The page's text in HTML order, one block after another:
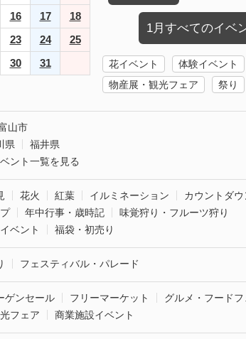
16 17
18
23 24
25
30 31
1月すべてのイベ
花イベント
体験イベント
物産展・観光フェア
祭り
山市
県
福井県
ント一覧を見る
花火 紅葉 イルミネーション カウントダウ
年中行事・歳時記
味覚狩り・フルーツ狩り
ベント
福袋・初売り
フェスティバル・パレード
ゲンセール フリーマーケット
グルメ・フードフ
フェア
商業施設イベント